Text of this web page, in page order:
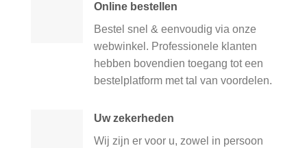
Online bestellen
Bestel snel & eenvoudig via onze
webwinkel. Professionele klanten
hebben bovendien toegang tot een
bestelplatform met tal van voordelen.
Uw zekerheden
Wij zijn er voor u, zowel in persoon